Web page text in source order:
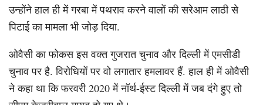
उन्होंने हाल ही में गरबा में पथराव करने वालों की सरेआम लाठी से
पिटाई का मामला भी जोड़ दिया.
ओवैसी का फोकस इस वक्त गुजरात चुनाव और दिल्ली में एमसीडी
चुनाव पर है. विरोधियों पर वो लगातार हमलावर हैं. हाल ही में ओवैसी
ने कहा था कि फरवरी 2020 में नॉर्थ-ईस्ट दिल्ली में जब दंगे हुए तो